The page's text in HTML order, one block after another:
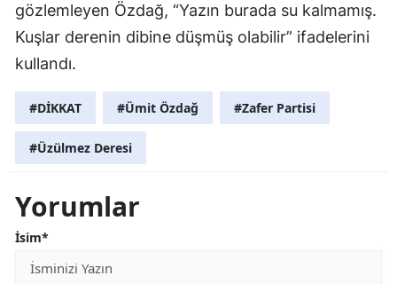
gözlemleyen Özdağ, “Yazın burada su kalmamış.
Kuşlar derenin dibine düşmüş olabilir” ifadelerini
kullandı.
#DİKKAT #Ümit Özdağ #Zafer Partisi
#Üzülmez Deresi
Yorumlar
İsim*